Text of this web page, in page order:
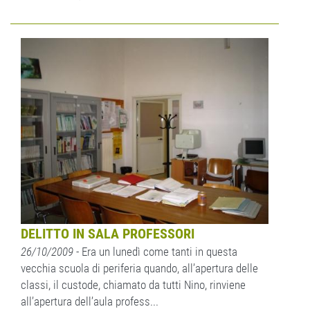
DELITTO IN SALA PROFESSORI
26/10/2009 - Era un lunedì come tanti in questa
vecchia scuola di periferia quando, all’apertura delle
classi, il custode, chiamato da tutti Nino, rinviene
all’apertura dell’aula profess...